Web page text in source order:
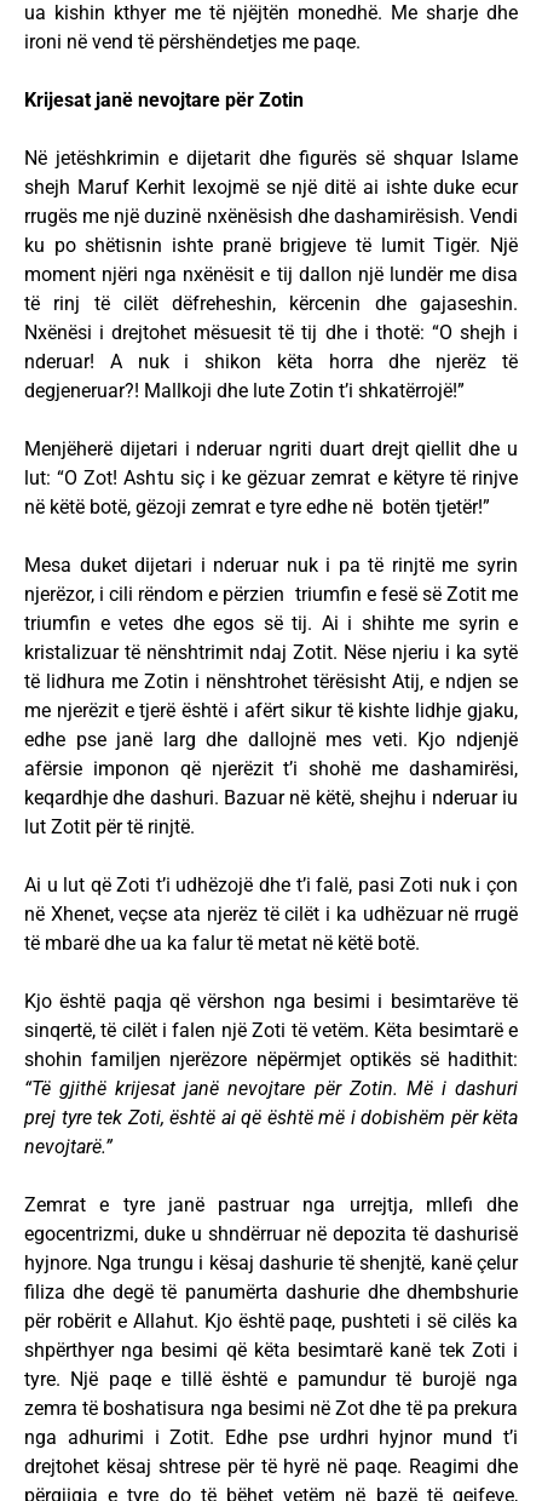
ua kishin kthyer me të njëjtën monedhë. Me sharje dhe
ironi në vend të përshëndetjes me paqe.
Krijesat janë nevojtare për Zotin
Në jetëshkrimin e dijetarit dhe figurës së shquar Islame
shejh Maruf Kerhit lexojmë se një ditë ai ishte duke ecur
rrugës me një duzinë nxënësish dhe dashamirësish. Vendi
ku po shëtisnin ishte pranë brigjeve të lumit Tigër. Një
moment njëri nga nxënësit e tij dallon një lundër me disa
të rinj të cilët dëfreheshin, kërcenin dhe gajaseshin.
Nxënësi i drejtohet mësuesit të tij dhe i thotë: “O shejh i
nderuar! A nuk i shikon këta horra dhe njerëz të
degjeneruar?! Mallkoji dhe lute Zotin t’i shkatërrojë!”
Menjëherë dijetari i nderuar ngriti duart drejt qiellit dhe u
lut: “O Zot! Ashtu siç i ke gëzuar zemrat e këtyre të rinjve
në këtë botë, gëzoji zemrat e tyre edhe në botën tjetër!”
Mesa duket dijetari i nderuar nuk i pa të rinjtë me syrin
njerëzor, i cili rëndom e përzien triumfin e fesë së Zotit me
triumfin e vetes dhe egos së tij. Ai i shihte me syrin e
kristalizuar të nënshtrimit ndaj Zotit. Nëse njeriu i ka sytë
të lidhura me Zotin i nënshtrohet tërësisht Atij, e ndjen se
me njerëzit e tjerë është i afërt sikur të kishte lidhje gjaku,
edhe pse janë larg dhe dallojnë mes veti. Kjo ndjenjë
afërsie imponon që njerëzit t’i shohë me dashamirësi,
keqardhje dhe dashuri. Bazuar në këtë, shejhu i nderuar iu
lut Zotit për të rinjtë.
Ai u lut që Zoti t’i udhëzojë dhe t’i falë, pasi Zoti nuk i çon
në Xhenet, veçse ata njerëz të cilët i ka udhëzuar në rrugë
të mbarë dhe ua ka falur të metat në këtë botë.
Kjo është paqja që vërshon nga besimi i besimtarëve të
sinqertë, të cilët i falen një Zoti të vetëm. Këta besimtarë e
shohin familjen njerëzore nëpërmjet optikës së hadithit:
“Të gjithë krijesat janë nevojtare për Zotin. Më i dashuri
prej tyre tek Zoti, është ai që është më i dobishëm për këta
nevojtarë.”
Zemrat e tyre janë pastruar nga urrejtja, mllefi dhe
egocentrizmi, duke u shndërruar në depozita të dashurisë
hyjnore. Nga trungu i kësaj dashurie të shenjtë, kanë çelur
filiza dhe degë të panumërta dashurie dhe dhembshurie
për robërit e Allahut. Kjo është paqe, pushteti i së cilës ka
shpërthyer nga besimi që këta besimtarë kanë tek Zoti i
tyre. Një paqe e tillë është e pamundur të burojë nga
zemra të boshatisura nga besimi në Zot dhe të pa prekura
nga adhurimi i Zotit. Edhe pse urdhri hyjnor mund t’i
drejtohet kësaj shtrese për të hyrë në paqe. Reagimi dhe
përgjigja e tyre do të bëhet vetëm në bazë të qejfeve,